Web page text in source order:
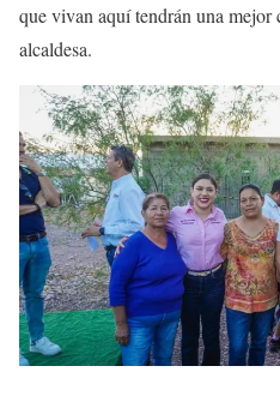
que vivan aquí tendrán una
alcaldesa.